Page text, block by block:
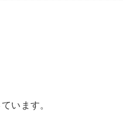
います。